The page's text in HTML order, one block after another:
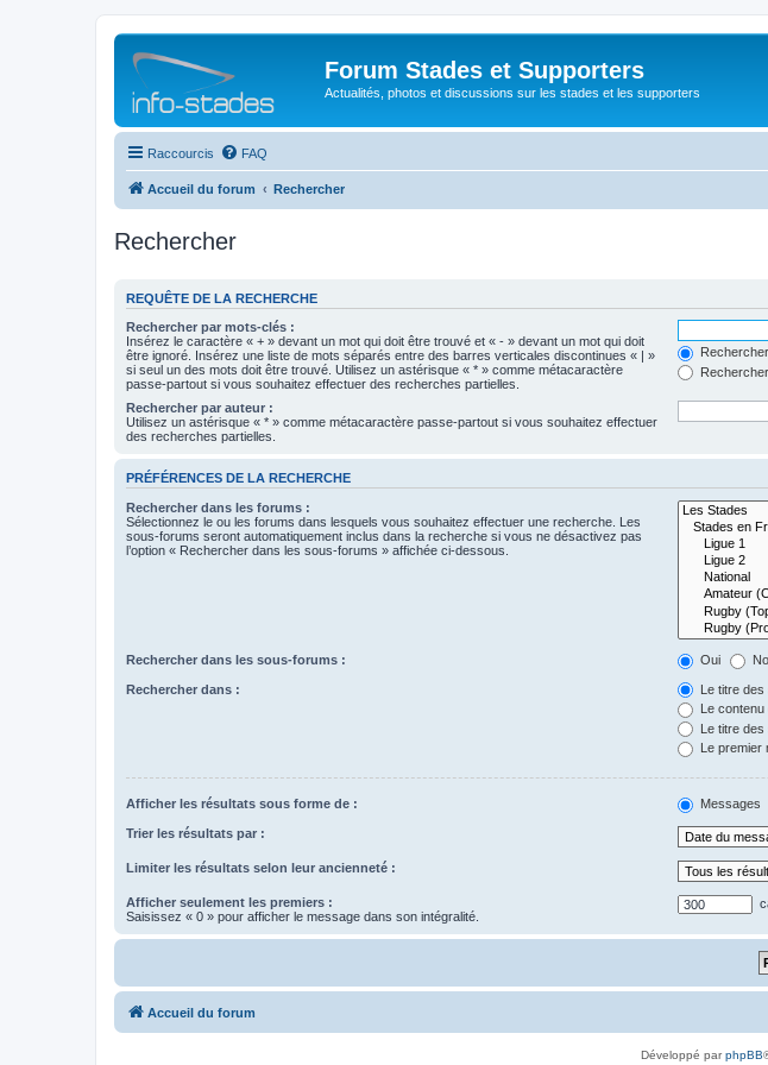
Forum Stades et Supporters
Actualités, photos et discussions sur les stades et les supporters
Raccourcis FAQ
Accueil du forum Rechercher
Rechercher
REQUÊTE DE LA RECHERCHE
Rechercher par mots-clés :
Insérez le caractère « + » devant un mot qui doit être trouvé et « - » devant un mot qui doit
être ignoré. Insérez une liste de mots séparés entre des barres verticales discontinues « | »
si seul un des mots doit être trouvé. Utilisez un astérisque « * » comme métacaractère
passe-partout si vous souhaitez effectuer des recherches partielles.
Rechercher par auteur :
Utilisez un astérisque « * » comme métacaractère passe-partout si vous souhaitez effectuer
des recherches partielles.
PRÉFÉRENCES DE LA RECHERCHE
Rechercher dans les forums :
Sélectionnez le ou les forums dans lesquels vous souhaitez effectuer une recherche. Les
sous-forums seront automatiquement inclus dans la recherche si vous ne désactivez pas
l’option « Rechercher dans les sous-forums » affichée ci-dessous.
Rechercher dans les sous-forums : Oui
Rechercher dans :
Le titre
Le
Le titre
Le premier
Afficher les résultats sous forme de : Messages
Trier les résultats par :
Limiter les résultats selon leur ancienneté :
Afficher seulement les premiers :
Saisissez « 0 » pour afficher le message dans son intégralité.
Accueil du forum
Développé parphpBB